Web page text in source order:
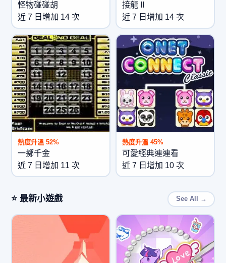
怪物碰碰胡
近 7 日增加 14 次
接龍 II
近 7 日增加 14 次
熱度升溫 52%
一擲千金
近 7 日增加 11 次
熱度升溫 45%
可愛經典連連看
近 7 日增加 10 次
⭐ 最新小遊戲 See All →